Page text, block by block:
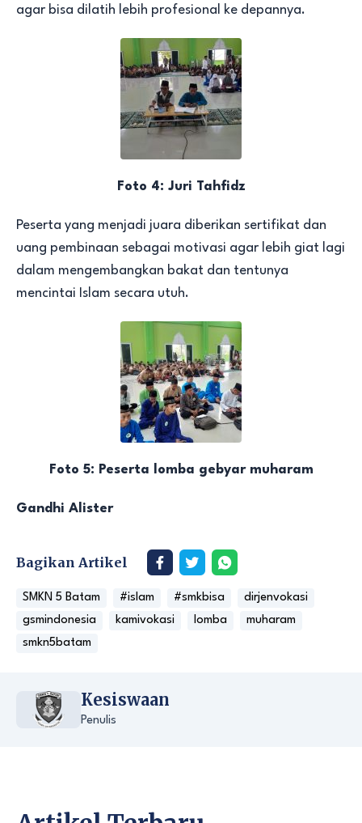
agar bisa dilatih lebih profesional ke depannya.
Foto 4: Juri Tahfidz
Peserta yang menjadi juara diberikan sertifikat dan
uang pembinaan sebagai motivasi agar lebih giat lagi
dalam mengembangkan bakat dan tentunya
mencintai Islam secara utuh.
Foto 5: Peserta lomba gebyar muharam
Gandhi Alister
Bagikan Artikel
SMKN 5 Batam #islam #smkbisa
dirjenvokasi
gsmindonesia
kamivokasi lomba
muharam
smkn5batam
Kesiswaan
Penulis